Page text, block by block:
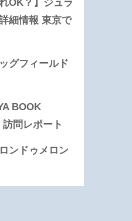
OK？】ジュラ
細情報 東京で
グフィールド
BOOK
問レポート
ンドゥメロン